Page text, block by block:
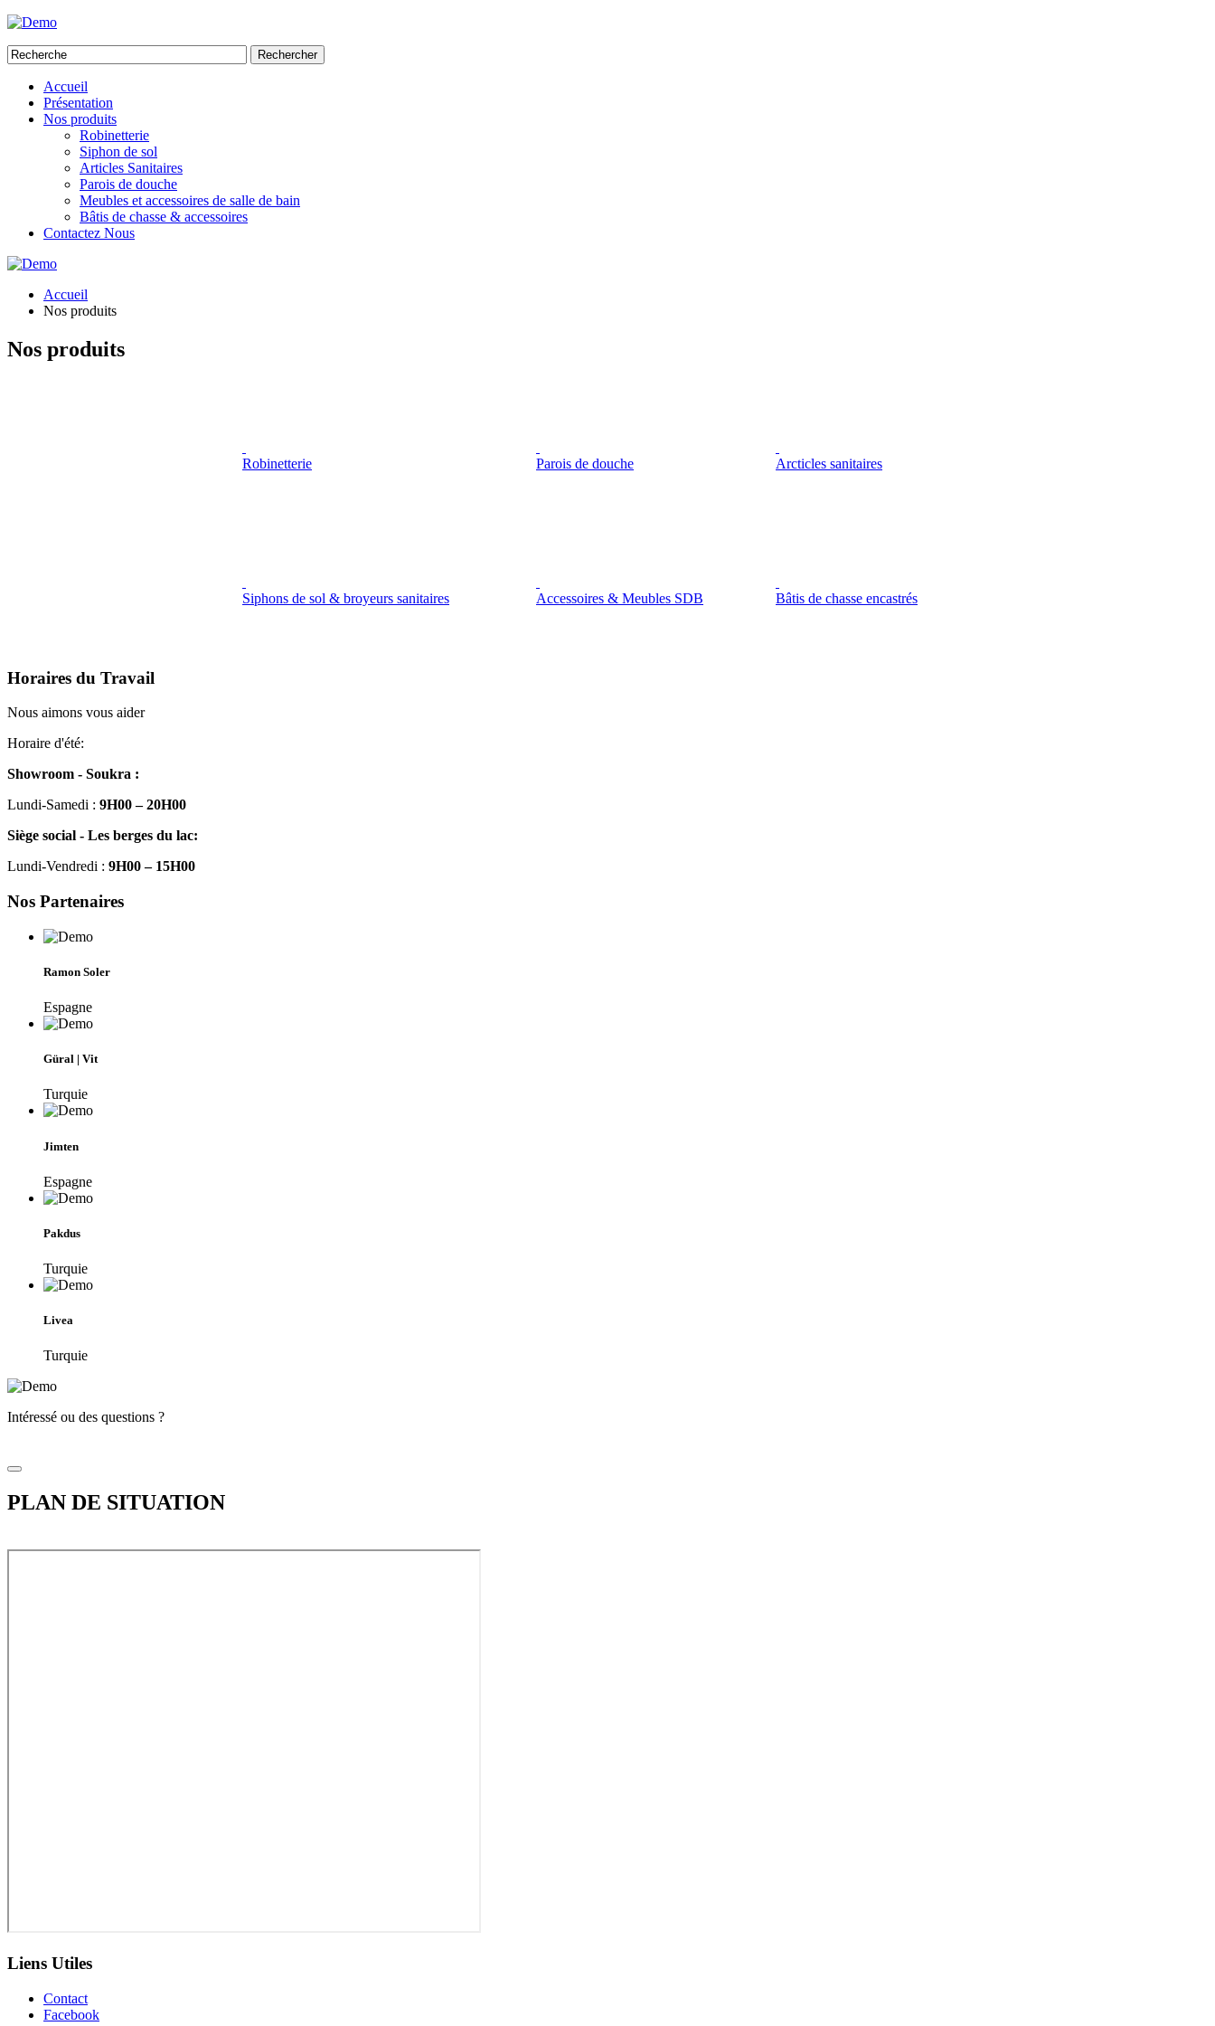
Rechercher
Accueil
Présentation
Nos produits
Robinetterie
Siphon de sol
Articles Sanitaires
Parois de douche
Meubles et accessoires de salle de bain
Bâtis de chasse & accessoires
Contactez Nous
Accueil
Nos produits
Nos produits
Robinetterie Parois de douche Arcticles sanitaires
Siphons de sol & broyeurs sanitaires Accessoires & Meubles SDB Bâtis de chasse encastrés
Horaires du Travail
Nous aimons vous aider
Horaire d'été:
Showroom - Soukra :
Lundi-Samedi : 9H00 – 20H00
Siège social - Les berges du lac:
Lundi-Vendredi : 9H00 – 15H00
Nos Partenaires
Ramon Soler
Espagne
Güral | Vit
Turquie
Jimten
Espagne
Pakdus
Turquie
Livea
Turquie
Intéressé ou des questions ?
PLAN DE SITUATION
Liens Utiles
Contact
Facebook